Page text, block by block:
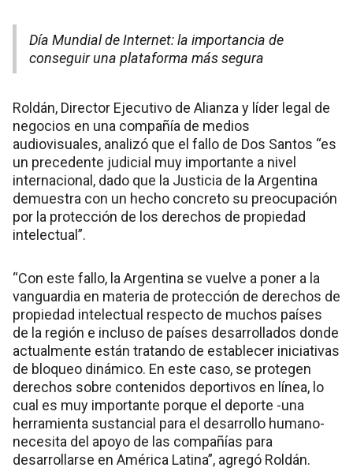
Día Mundial de Internet: la importancia de
conseguir una plataforma más segura
Roldán, Director Ejecutivo de Alianza y líder legal de
negocios en una compañía de medios
audiovisuales, analizó que el fallo de Dos Santos “es
un precedente judicial muy importante a nivel
internacional, dado que la Justicia de la Argentina
demuestra con un hecho concreto su preocupación
por la protección de los derechos de propiedad
intelectual”.
“Con este fallo, la Argentina se vuelve a poner a la
vanguardia en materia de protección de derechos de
propiedad intelectual respecto de muchos países
de la región e incluso de países desarrollados donde
actualmente están tratando de establecer iniciativas
de bloqueo dinámico. En este caso, se protegen
derechos sobre contenidos deportivos en línea, lo
cual es muy importante porque el deporte -una
herramienta sustancial para el desarrollo humano-
necesita del apoyo de las compañías para
desarrollarse en América Latina”, agregó Roldán.